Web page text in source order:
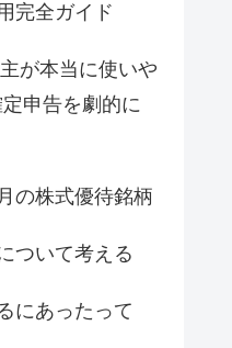
完全ガイド
が本当に使いや
申告を劇的に
の株式優待銘柄
ついて考える
にあったって